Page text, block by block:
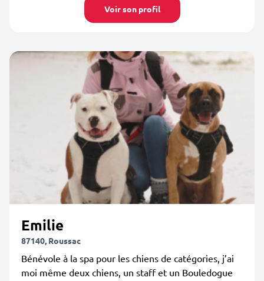
Voir son profil
Emilie
87140, Roussac
Bénévole à la spa pour les chiens de catégories, j’ai
moi même deux chiens, un staff et un Bouledogue